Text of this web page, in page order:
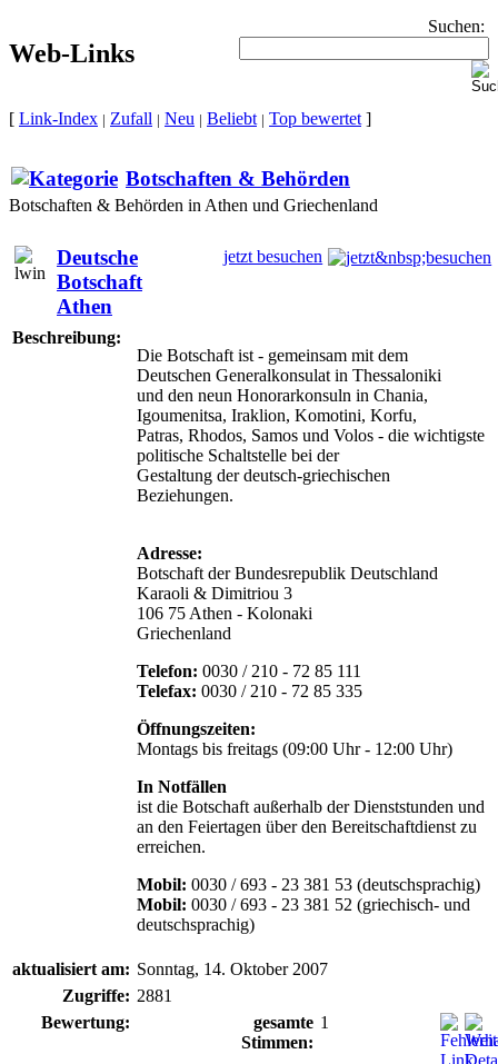
Web-Links
Suchen:
[ Link-Index | Zufall | Neu | Beliebt | Top bewertet]
Botschaften & Behörden
Botschaften & Behörden in Athen und Griechenland
Deutsche
Botschaft
Athen
jetzt besuchen
Beschreibung:
Die Botschaft ist - gemeinsam mit dem
Deutschen Generalkonsulat in Thessaloniki
und den neun Honorarkonsuln in Chania,
Igoumenitsa, Iraklion, Komotini, Korfu,
Patras, Rhodos, Samos und Volos - die wichtigste
politische Schaltstelle bei der
Gestaltung der deutsch-griechischen
Beziehungen.
Adresse:
Botschaft der Bundesrepublik Deutschland
Karaoli & Dimitriou 3
106 75 Athen - Kolonaki
Griechenland
Telefon: 0030 / 210 - 72 85 111
Telefax: 0030 / 210 - 72 85 335
Öffnungszeiten:
Montags bis freitags (09:00 Uhr - 12:00 Uhr)
In Notfällen
ist die Botschaft außerhalb der Dienststunden und
an den Feiertagen über den Bereitschaftdienst zu
erreichen.
Mobil: 0030 / 693 - 23 381 53 (deutschsprachig)
Mobil: 0030 / 693 - 23 381 52 (griechisch- und
deutschsprachig)
aktualisiert am: Sonntag, 14. Oktober 2007
Zugriffe: 2881
Bewertung:
gesamte
Stimmen:
1